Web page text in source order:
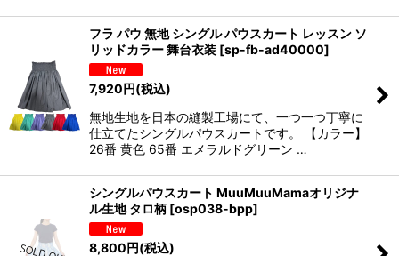
フラ パウ 無地 シングル パウスカート レッスン ソ
リッドカラー 舞台衣装 [sp-fb-ad40000]
7,920円(税込)
無地生地を日本の縫製工場にて、一つ一つ丁寧に
仕立てたシングルパウスカートです。 【カラー】
26番 黄色 65番 エメラルドグリーン …
シングルパウスカート MuuMuuMamaオリジナ
ル生地 タロ柄 [osp038-bpp]
8,800円(税込)